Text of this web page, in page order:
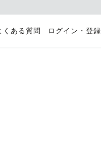
くある質問 ログイン・登録